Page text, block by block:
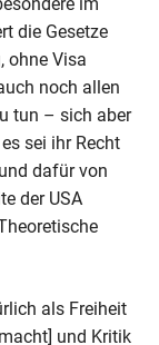
die Gesetze
ohne Visa
noch allen
tun – sich aber
sei ihr Recht
dafür von
der USA
als Freiheit
und Kritik